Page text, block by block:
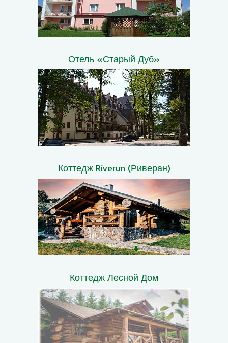
Отель «Старый Дуб»
Коттедж Riverun (Риверан)
Коттедж Лесной Дом